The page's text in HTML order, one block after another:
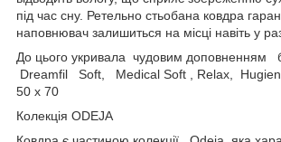
під час сну. Ретельно стьобана ковдра
наповнювач залишиться на місці навіть у
До цього укривала чудовим доповненням
Dreamfil Soft, Medical Soft , Relax,
50 х 70
Колекція ODEJA